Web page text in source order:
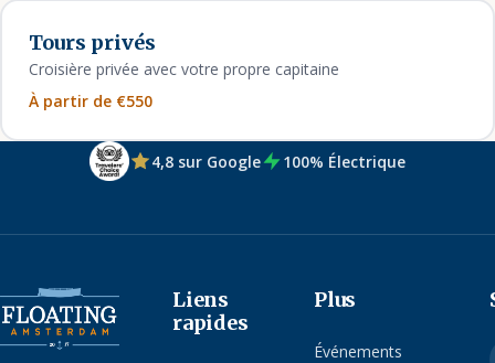
Tours privés
Croisière privée avec votre propre capitaine
À partir de €550
4,8 sur Google 100% Électrique
Liens
rapides
Plus
Événements